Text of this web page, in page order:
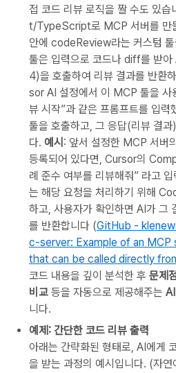
접 코드 리뷰 로직을 짤 수도 있
t/TypeScript로 MCP 서버를 만
안에 codeReview라는 커스텀 툴
툴은 입력으로 코드나 diff를 받
4)을 호출하여 리뷰 결과를 반환
sor AI 설정에서 이 MCP 툴을 사
뷰 시작”과 같은 프롬프트를 입력
툴을 호출하고, 그 응답(리뷰 결과
다. 예시 : 앞서 설정한 MCP 서버
등록되어 있다면, Cursor의
례 준수 여부를 리뷰해줘” 라고
는 해당 요청을 처리하기 위해
하고, 사용자가 확인하면 AI가 그
를 반환합니다 (GitHub -
c-server: Example of an
that can be called directly
코드 내용을 깊이 분석한 후 문제
비교 등을 자동으로 제공해주는
니다.
예제: 간단한 코드 리뷰 출력
아래는 간략화된 형태로, AI에게
을 받는 과정의 예시입니다. (자